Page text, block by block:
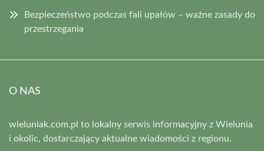
Bezpieczeństwo podczas fali upałów – ważne zasady do
przestrzegania
O NAS
wieluniak.com.pl to lokalny serwis informacyjny z Wielunia
i okolic, dostarczający aktualne wiadomości z regionu.